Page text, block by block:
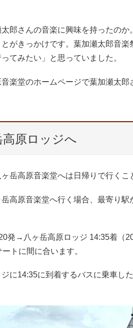
郎さんの音楽に興味を持ったの
がきっかけです。葉加瀬太郎音
てみたい」と思っていました。
楽堂のホームページで葉加瀬太
原ロッジへ
岳高原音楽堂へは日帰りで行くこ
高原音楽堂へ行く場合、最寄り
発→八ヶ岳高原ロッジ 14:35着（
トに間に合います。
に14:35に到着するバスに乗車し